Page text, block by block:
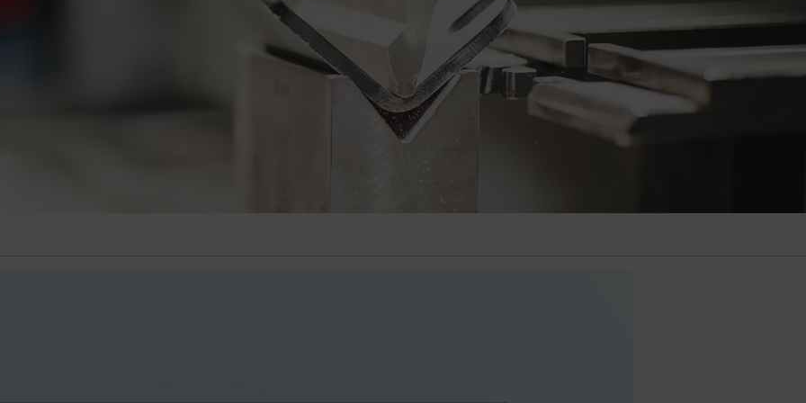
Zapisuje wybrany przez użytkownika kraj i język. 6 Miesiące
Czas trwania pomocy
użytkowników tej strony internetowej, zob. poniżej. 6 Miesiące